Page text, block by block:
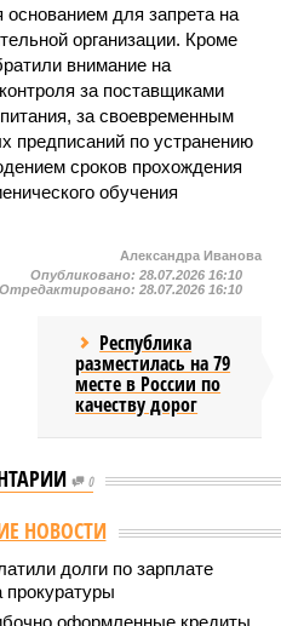
для запрета на
организации. Кроме
внимание на
за поставщиками
за своевременным
предписаний по устранению
сроков прохождения
обучения
Александра Иванова
Опубликовано: 28.07.2026 16:10
Отредактировано: 28.07.2026 16:10
Республика
разместилась на 79
месте в России по
качеству дорог
0
удостоверения мастеров